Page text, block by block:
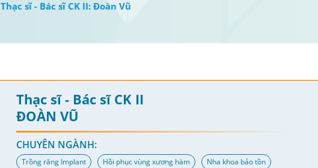
Thạc sĩ - Bác sĩ CK II: Đoàn Vũ
Thạc sĩ - Bác sĩ CK II
ĐOÀN VŨ
CHUYÊN NGÀNH:
Trồng răng Implant Hồi phục vùng xương hàm
Nha khoa bảo tồn